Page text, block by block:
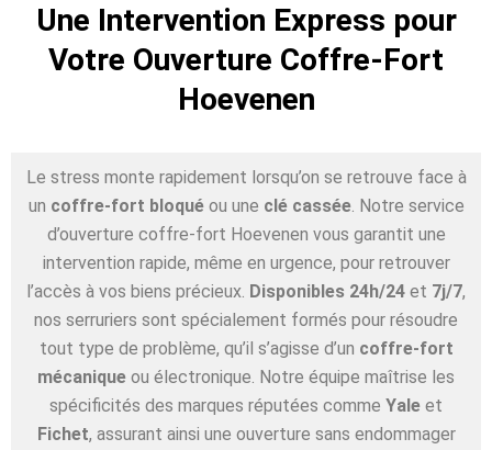
Une Intervention Express pour
Votre Ouverture Coffre-Fort
Hoevenen
Le stress monte rapidement lorsqu’on se retrouve face à
un coffre-fort bloquéou une clé cassée. Notre service
d’ouverture coffre-fort Hoevenen vous garantit une
intervention rapide, même en urgence, pour retrouver
l’accès à vos biens précieux. Disponibles 24h/24 et 7j/7,
nos serruriers sont spécialement formés pour résoudre
tout type de problème, qu’il s’agisse d’un coffre-fort
mécanique ou électronique. Notre équipe maîtrise les
spécificités des marques réputées comme Yale et
Fichet, assurant ainsi une ouverture sans endommager